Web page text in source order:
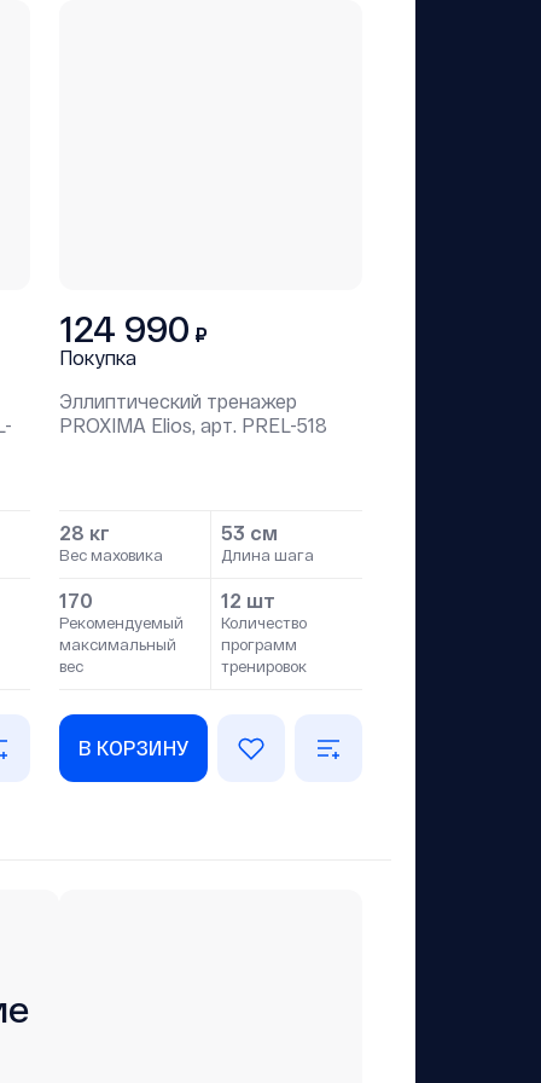
124 990 ₽
Покупка
Эллиптический тренажер
PROXIMA Elios, арт. PREL-518
28 кг
Вес маховика
53 см
Длина шага
170
Рекомендуемый
максимальный
вес
12 шт
Количество
программ
тренировок
В КОРЗИНУ